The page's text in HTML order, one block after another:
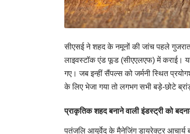
सीएसई ने शहद के नमूनों की जांच पहले गुजरात
लाइवस्टॉक एंड फूड (सीएएलएफ) में कराई।
गए। जब इन्हीं सैंपल्स को जर्मनी स्थित
के लिए भेजा गया तो लगभग सभी बड़े-छोटे
प्राकृतिक शहद बनाने वाली इंडस्ट्री को
पतंजलि आयुर्वेद के मैनेजिंग डायरेक्टर आचार्य